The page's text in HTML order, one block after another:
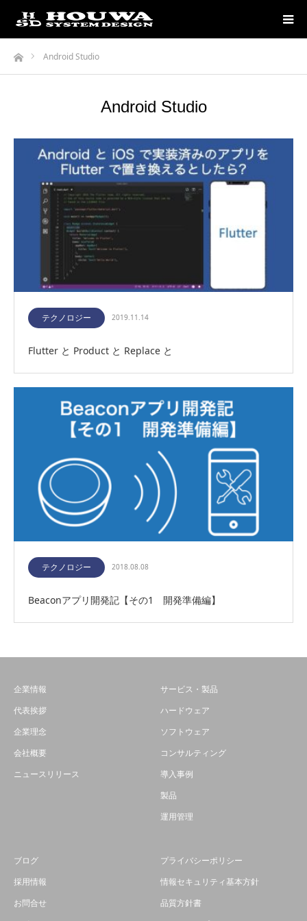
ホームAndroid Studio
Android Studio
テクノロジー 2019.11.14
Flutter と Product と Replace と
テクノロジー 2018.08.08
Beaconアプリ開発記【その1 開発準備編】
企業情報
代表挨拶
企業理念
会社概要
ニュースリリース
サービス・製品
ハードウェア
ソフトウェア
コンサルティング
導入事例
製品
運用管理
ブログ
採用情報
お問合せ
プライバシーポリシー
情報セキュリティ基本方針
品質方針書